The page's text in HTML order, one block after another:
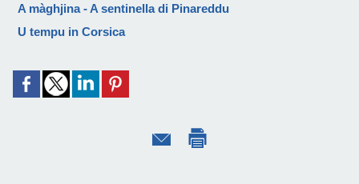
A màghjina - A sentinella di Pinareddu
U tempu in Corsica